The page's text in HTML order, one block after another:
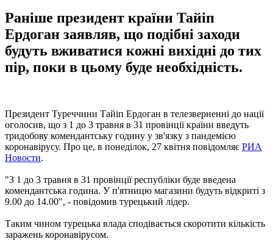
Раніше президент країни Тайіп
Ердоган заявляв, що подібні заходи
будуть вживатися кожні вихідні до тих
пір, поки в цьому буде необхідність.
Президент Туреччини Тайіп Ердоган в телезверненні до нації
оголосив, що з 1 до 3 травня в 31 провінції країни введуть
тридобову комендантську годину у зв'язку з пандемією
коронавірусу. Про це, в понеділок, 27 квітня повідомляє РИА
Новости.
"З 1 до 3 травня в 31 провінції республіки буде введена
комендантська година. У п'ятницю магазини будуть відкриті з
9.00 до 14.00", - повідомив турецький лідер.
Таким чином турецька влада сподівається скоротити кількість
заражень коронавірусом.